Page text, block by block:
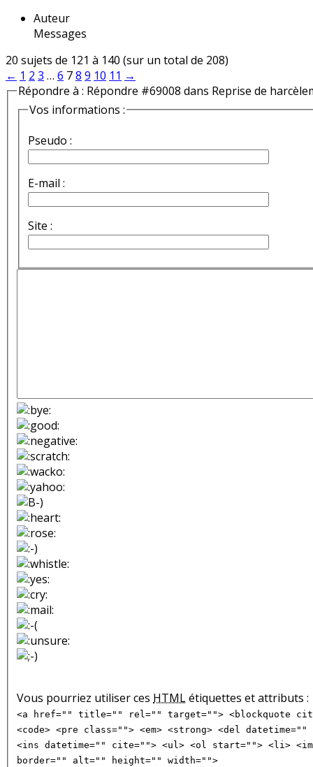
Auteur
Messages
20 sujets de 121 à 140 (sur un total de 208)
← 1 2 3 … 6 78 9 10 11 →
Répondre à : Répondre #69008 dans Reprise de
Vos informations :
Pseudo :
E-mail :
Site :
Vous pourriez utiliser ces HTMLétiquettes et attributs :
<a href="" title="" rel="" target=""> <blockquote
<code> <pre class=""> <em> <strong> <del
<ins datetime="" cite=""> <ul> <ol start=""> <li>
border="" alt="" height="" width="">